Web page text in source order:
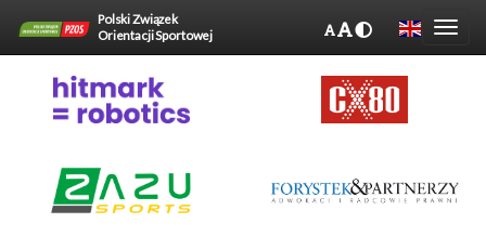
Polski Związek
Orientacji Sportowej